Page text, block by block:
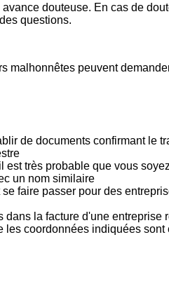
douteuse. En cas de
questions.
malhonnêtes peuvent
de documents confirmant le
est très probable que vous
un nom similaire
faire passer pour des
dans la facture d'une entreprise
les coordonnées indiquées